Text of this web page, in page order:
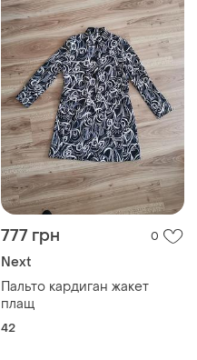
777 грн 0
Next
Пальто кардиган жакет
плащ
42